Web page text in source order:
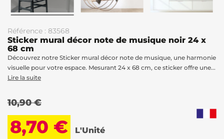
Référence : 83568
Sticker mural décor note de musique noir 24 x
68 cm
Découvrez notre Sticker mural décor note de musique, une harmonie
visuelle pour votre espace. Mesurant 24 x 68 cm, ce sticker offre une...
Lire la suite
10,90 €
8,70 € L'Unité